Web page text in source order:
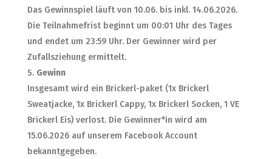
Das Gewinnspiel läuft von 10.06. bis inkl. 14.06.2026.
Die Teilnahmefrist beginnt um 00:01 Uhr des Tages
und endet um 23:59 Uhr. Der Gewinner wird per
Zufallsziehung ermittelt.
Gewinn
Insgesamt wird ein Brickerl-paket (1x Brickerl
Sweatjacke, 1x Brickerl Cappy, 1x Brickerl Socken, 1 VE
Brickerl Eis) verlost. Die Gewinner*in wird am
15.06.2026 auf unserem Facebook Account
bekanntgegeben.